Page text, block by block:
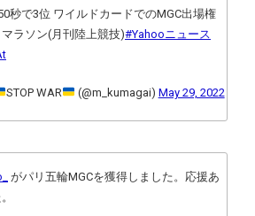
秒で3位 ワイルドカードでのMGC出場権
ラソン(月刊陸上競技)#Yahooニュース
STOP WAR (@m_kumagai) May 29, 2022
がパリ五輪MGCを獲得しました。応援あ